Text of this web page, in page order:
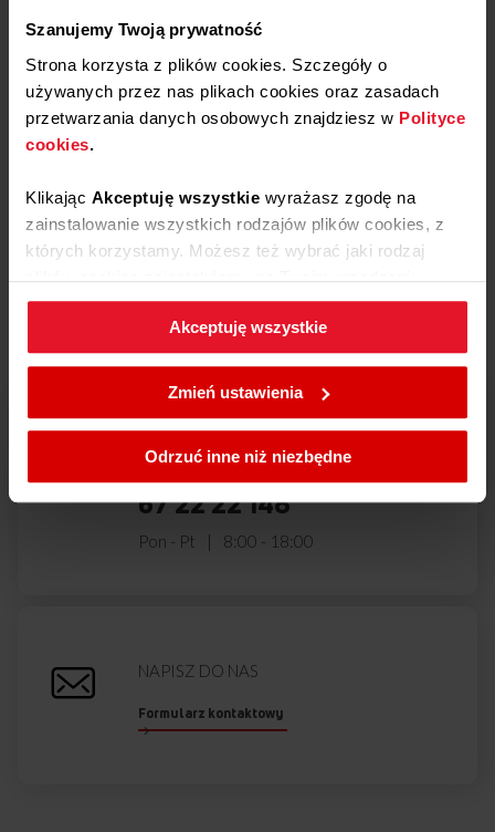
Szanujemy Twoją prywatność
Strona korzysta z plików cookies. Szczegóły o
używanych przez nas plikach cookies oraz zasadach
przetwarzania danych osobowych znajdziesz w Polityce
cookies.
Klikając Akceptuję wszystkie wyrażasz zgodę na
zainstalowanie wszystkich rodzajów plików cookies, z
których korzystamy. Możesz też wybrać jaki rodzaj
plików cookies zainstalujemy na Twoim urządzeniu,
klikającZmień ustawienia.
W każdej chwili możesz zmienić wybrane przez Ciebie
ustawienia plików cookies wchodząc w zakładkę
Akceptuję wszystkie
Zmień ustawienia
Odrzuć inne niż niezbędne
swoją opinią o
APK1126
Dodaj opinię
Masz pytania?Skontaktuj się z
nami!
ZADZWOŃ DO NAS
801 801 800
67 22 22 148
Pon - Pt 8:00 - 18:00
NAPISZ DO NAS
Formularz kontaktowy